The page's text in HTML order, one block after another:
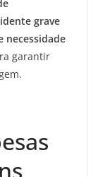
grave
necessidade
garantir